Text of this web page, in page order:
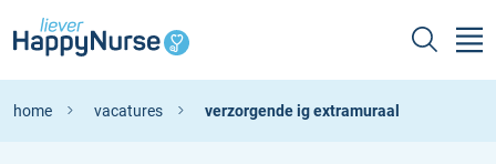
home vacatures verzorgende ig extramuraal